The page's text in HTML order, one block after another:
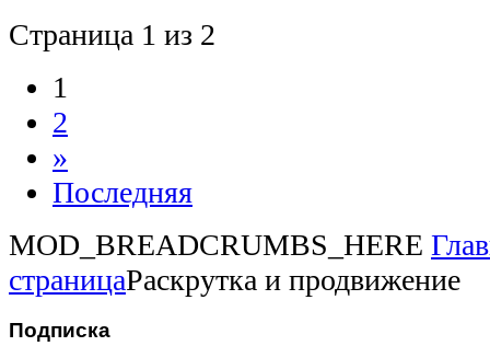
Страница 1 из 2
1
2
»
Последняя
MOD_BREADCRUMBS_HERE
страницаРаскрутка и продвижение
Подписка